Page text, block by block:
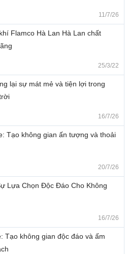
11/7/26
Flamco Hà Lan Hà Lan chất
25/3/22
lại sự mát mẻ và tiện lợi trong
16/7/26
Tạo không gian ấn tượng và thoải
20/7/26
Lựa Chọn Độc Đáo Cho Không
16/7/26
Tạo không gian độc đáo và ấm